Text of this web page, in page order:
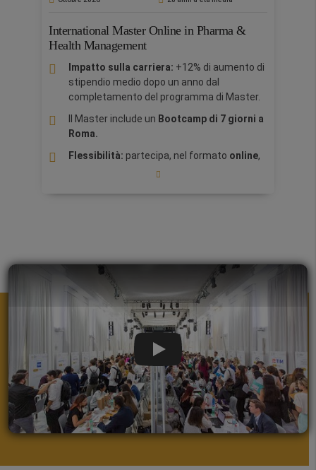
programma mira a fornire agli studenti le
necessarie per navigare nel complesso e
dinamico panorama globale e tecnologico.
International Master Online in Pharma &
Health Management​
Impatto sulla carriera: +12% di aumento di
stipendio medio dopo un anno dal
completamento del programma di Master.
Il Master include un Bootcamp di 7 giorni a
Roma.
Flessibilità: partecipa, nel formato online,
a lezioni online interattive in tempo reale o
dei clienti insieme ai manager di Pfizer.
Content Highlights:
Panoramica del
settore sanitario e farmaceutico a livello
globale, gestione strategica e governance
del settore sanitario e farmaceutico:
considerazioni di carattere politico e
giuridico. Digitalizzazione ed Innovazione,
tendenze attuali e future nella gestione
della salute. Etica aziendale e CSR nella
gestione del settore farmaceutico e
sanitario.
Play Video